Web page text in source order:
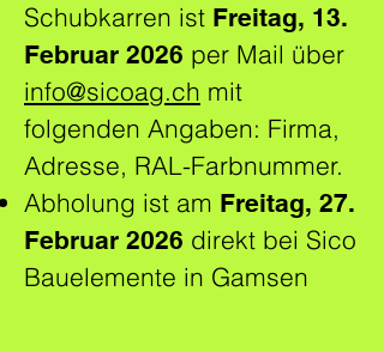
Schubkarren ist Freitag, 13.
Februar 2026 per Mail über
info@sicoag.ch mit
folgenden Angaben: Firma,
Adresse, RAL-Farbnummer.
Abholung ist am Freitag, 27.
Februar 2026 direkt bei Sico
Bauelemente in Gamsen